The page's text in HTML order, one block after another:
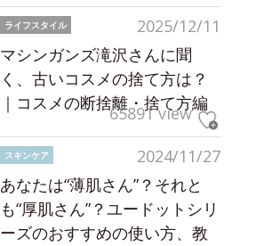
2025/12/11
ライフスタイル
マシンガンズ滝沢さんに聞
く、古いコスメの捨て方は？
｜コスメの断捨離・捨て方編
65891 view
2024/11/27
スキンケア
あなたは“薄肌さん”？それと
も“厚肌さん”？ユードットシリ
ーズのおすすめの使い方、教